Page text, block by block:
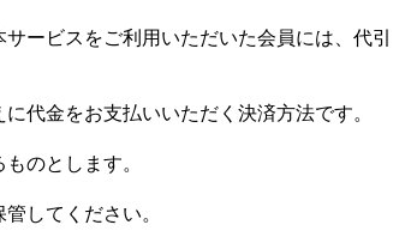
ービスをご利用いただいた会員には、代引
代金をお支払いいただく決済方法です。
のとします。
してください。